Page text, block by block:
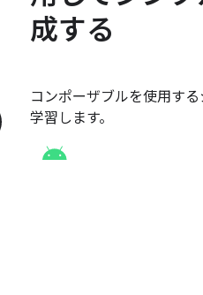
成する
コンポーザブルを使用す
学習します。